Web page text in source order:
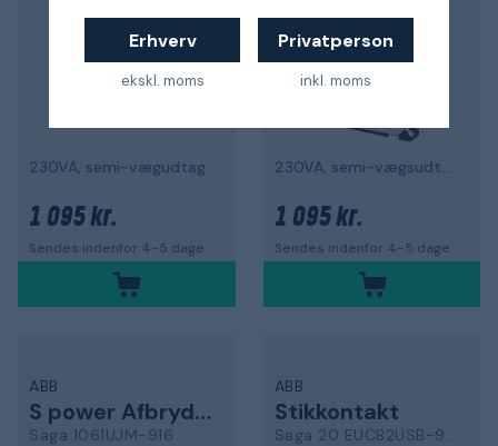
Erhverv
ekskl. moms
Privatperson
inkl. moms
230VA, semi-vægudtag
1 095 kr.
Sendes indenfor 4-5 dage
230VA, semi-vægsudtag
1 095 kr.
Sendes indenfor 4-5 dage
ABB
S power Afbryder
Saga 1061UJM-916
ABB
Stikkontakt
Saga 20 EUCB2USB-916-510